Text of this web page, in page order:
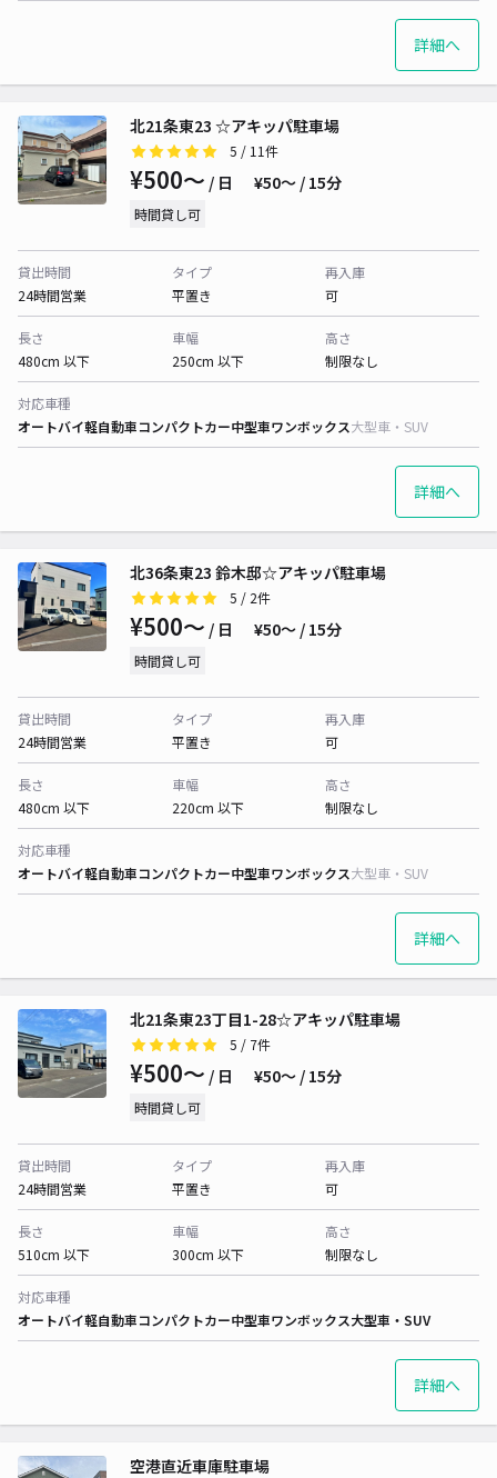
詳細へ
北21条東23 ☆アキッパ駐車場
5 / 11件
¥500〜 / 日 ¥50〜 / 15分
時間貸し可
貸出時間
24時間営業
タイプ
平置き
再入庫
可
長さ
480cm 以下
車幅
250cm 以下
高さ
制限なし
対応車種
オートバイ軽自動車コンパクトカー中型車ワンボックス大型車・SUV
詳細へ
北36条東23 鈴木邸☆アキッパ駐車場
5 / 2件
¥500〜 / 日 ¥50〜 / 15分
時間貸し可
貸出時間
24時間営業
タイプ
平置き
再入庫
可
長さ
480cm 以下
車幅
220cm 以下
高さ
制限なし
対応車種
オートバイ軽自動車コンパクトカー中型車ワンボックス大型車・SUV
詳細へ
北21条東23丁目1-28☆アキッパ駐車場
5 / 7件
¥500〜 / 日 ¥50〜 / 15分
時間貸し可
貸出時間
24時間営業
タイプ
平置き
再入庫
可
長さ
510cm 以下
車幅
300cm 以下
高さ
制限なし
対応車種
オートバイ軽自動車コンパクトカー中型車ワンボックス大型車・SUV
詳細へ
空港直近車庫駐車場